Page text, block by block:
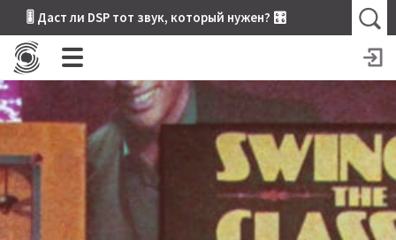
🎚 Даст ли DSP тот звук, который нужен? 🎛